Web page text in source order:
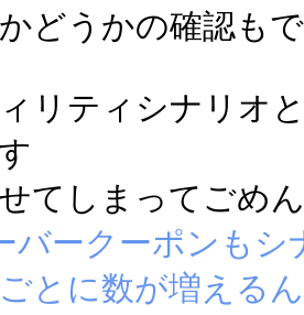
どうかの確認も
リティシナリオ
てしまってごめ
バークーポンも
とに数が増える